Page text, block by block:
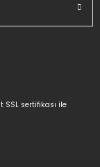
SSL sertifikası ile